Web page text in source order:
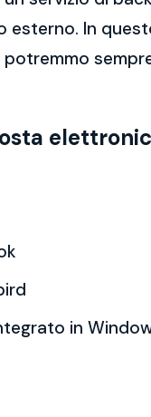
esterno. In
in